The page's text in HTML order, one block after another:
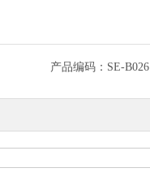
产品编码： SE-B026